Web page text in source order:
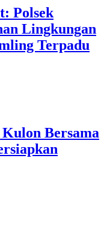
Polsek
Lingkungan
Terpadu
Bersama